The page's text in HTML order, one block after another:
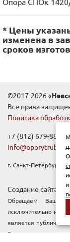
* Цены
изменена в
сроков
©2017-2026 «
Все права
Политика
+7 (812) 679-88-99
info@oporytrub.ru
г. Санкт-Петербург,
Создание сайта:
Обращаем Ваше
исключительно
является
Гражданского
и